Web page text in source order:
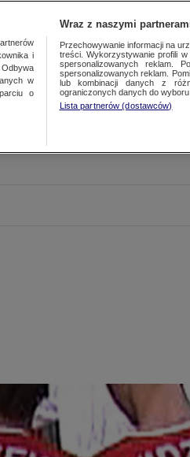
i
w
o
Wraz z naszymi
Przechowywanie informacji na
treści. Wykorzystywanie profili
spersonalizowanych reklam.
spersonalizowanych reklam.
lub kombinacji danych z
ograniczonych danych do wyboru
Lista partnerów (dostawców)